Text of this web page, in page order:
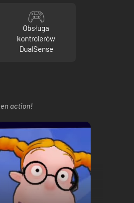
Obsługa
kontrolerów
DualSense
action!